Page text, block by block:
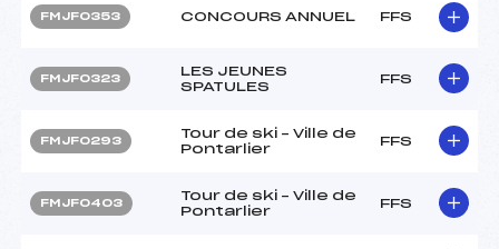
FMJF0353 CONCOURS ANNUEL FFS
FMJF0323
LES JEUNES
SPATULES
FFS
FMJF0293
Tour de ski – Ville de
Pontarlier
FFS
FMJF0403
Tour de ski – Ville de
Pontarlier
FFS